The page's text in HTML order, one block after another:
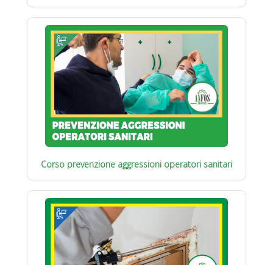
Corso prevenzione aggressioni operatori sanitari